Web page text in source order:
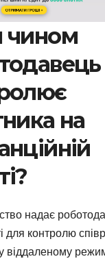
чином
на
надає
для контролю
віддаленому